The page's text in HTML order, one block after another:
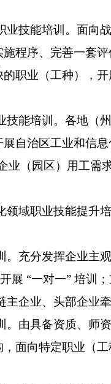
业技能培训。 面向
程序、完善一套
职业（工种），
技能培训。 各地（
自治区工业和信
业（园区）用工需
领域职业技能提升
充分发挥企业主
展 “一对一” 培训
主企业、头部企业
由具备资质、师
面向特定职业（